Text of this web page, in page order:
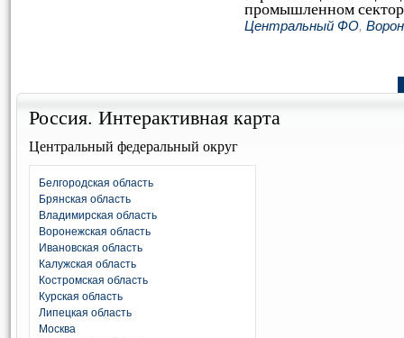
промышленном
Центральный ФО,
Россия. Интерактивная карта
Центральный федеральный округ
Белгородская область
Брянская область
Владимирская область
Воронежская область
Ивановская область
Калужская область
Костромская область
Курская область
Липецкая область
Москва